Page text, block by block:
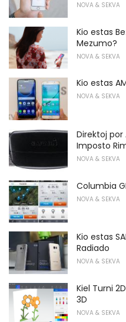
NOVA & SEKVA
Kio estas
Mezumo?
NOVA & SEKVA
Kio estas
NOVA & SEKVA
Direktoj
Imposto
NOVA & SEKVA
Columbia
NOVA & SEKVA
Kio estas
Radiado
NOVA & SEKVA
Kiel Turni
3D
NOVA & SEKVA